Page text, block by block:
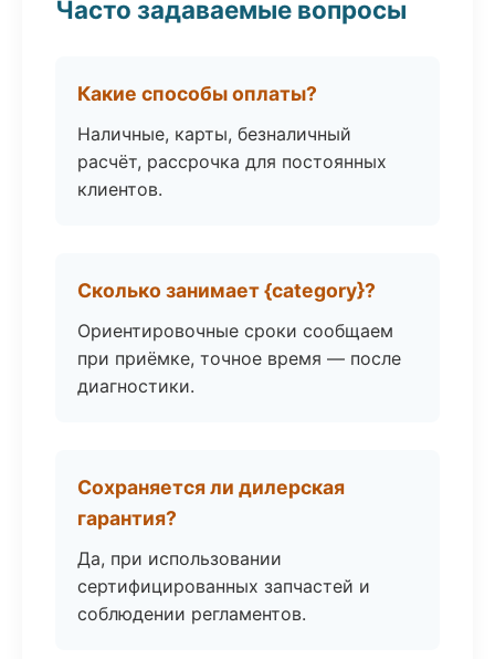
Часто задаваемые вопросы
Какие способы оплаты?
Наличные, карты, безналичный
расчёт, рассрочка для постоянных
клиентов.
Сколько занимает {category}?
Ориентировочные сроки сообщаем
при приёмке, точное время — после
диагностики.
Сохраняется ли дилерская
гарантия?
Да, при использовании
сертифицированных запчастей и
соблюдении регламентов.